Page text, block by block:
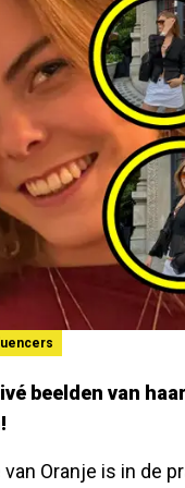
beelden van
Oranje is in de